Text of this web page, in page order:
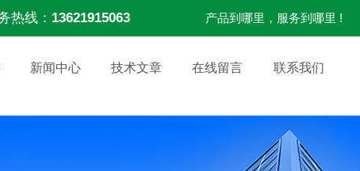
热线： 13621915063 产品到哪里，服务到哪里 !
新闻中心 技术文章 在线留言 联系我们